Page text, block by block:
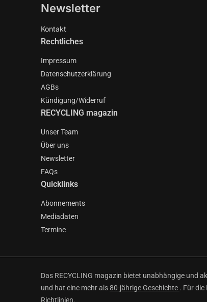
Newsletter
Kontakt
Rechtliches
Impressum
Datenschutzerklärung
AGBs
Kündigung/Widerruf
RECYCLING magazin
Unser Team
Über uns
Newsletter
FAQs
Quicklinks
Abonnements
Mediadaten
Termine
Das RECYCLING magazin bietet unabhängige und
und hat eine mehr als80-jährige Geschichte . Für
Richtlinien.